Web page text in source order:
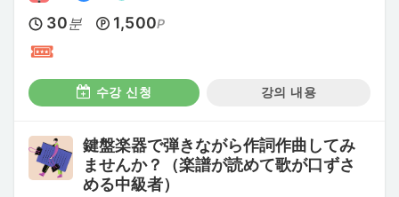
30분 1,500P
수강 신청 강의 내용
鍵盤楽器で弾きながら作詞作曲してみ
ませんか？（楽譜が読めて歌が口ずさ
める中級者）